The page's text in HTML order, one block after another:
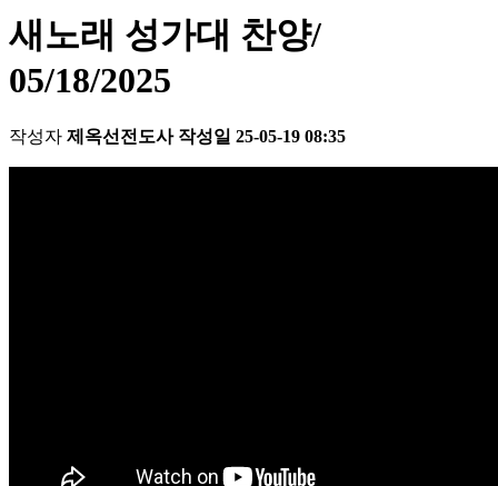
새노래 성가대 찬양/
05/18/2025
작성자 제옥선전도사 작성일 25-05-19 08:35